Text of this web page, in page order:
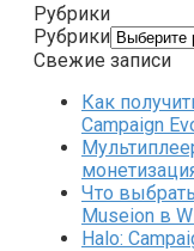
Рубрики
Рубрики
Свежие записи
Как
Campaign
Что
Museion в
Halo: